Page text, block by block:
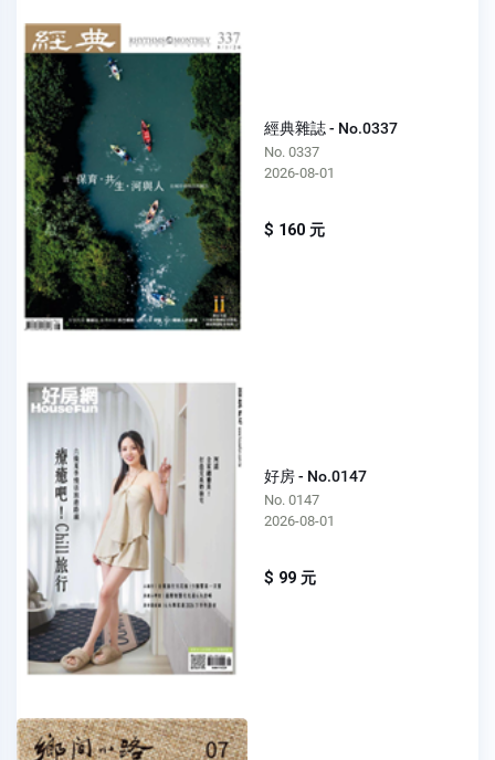
經典雜誌 - No.0337
No. 0337
2026-08-01
$ 160 元
好房 - No.0147
No. 0147
2026-08-01
$ 99 元